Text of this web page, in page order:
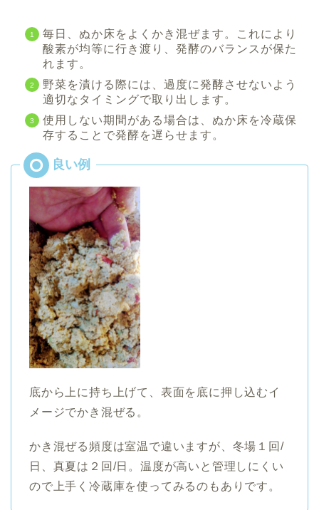
毎日、ぬか床をよくかき混ぜます。これにより
酸素が均等に行き渡り、発酵のバランスが保た
れます。
野菜を漬ける際には、過度に発酵させないよう
適切なタイミングで取り出します。
使用しない期間がある場合は、ぬか床を冷蔵保
存することで発酵を遅らせます。
底から上に持ち上げて、表面を底に押し込むイ
メージでかき混ぜる。
かき混ぜる頻度は室温で違いますが、冬場１回/
日、真夏は２回/日。温度が高いと管理しにくい
ので上手く冷蔵庫を使ってみるのもありです。